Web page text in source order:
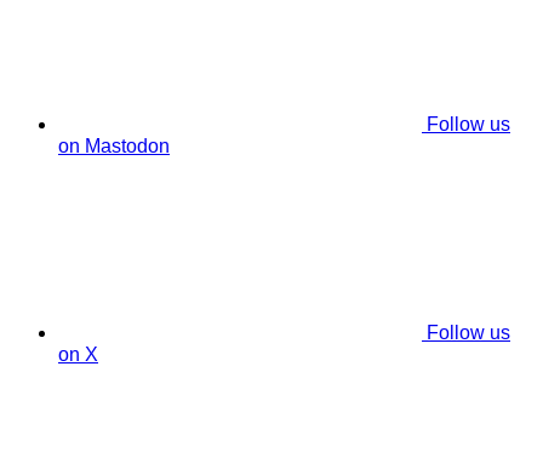
Follow us
on Mastodon
Follow us
on X